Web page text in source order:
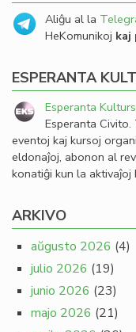
Aliĝu al la
HeKomunikoj kaj
ESPERANTA
Esperanta
Esperanta
eventoj kaj kursoj
eldonaĵoj, abonon al
konatiĝi kun la
ARKIVO
aŭgusto 2026 (4)
julio 2026 (19)
junio 2026 (23)
majo 2026 (21)